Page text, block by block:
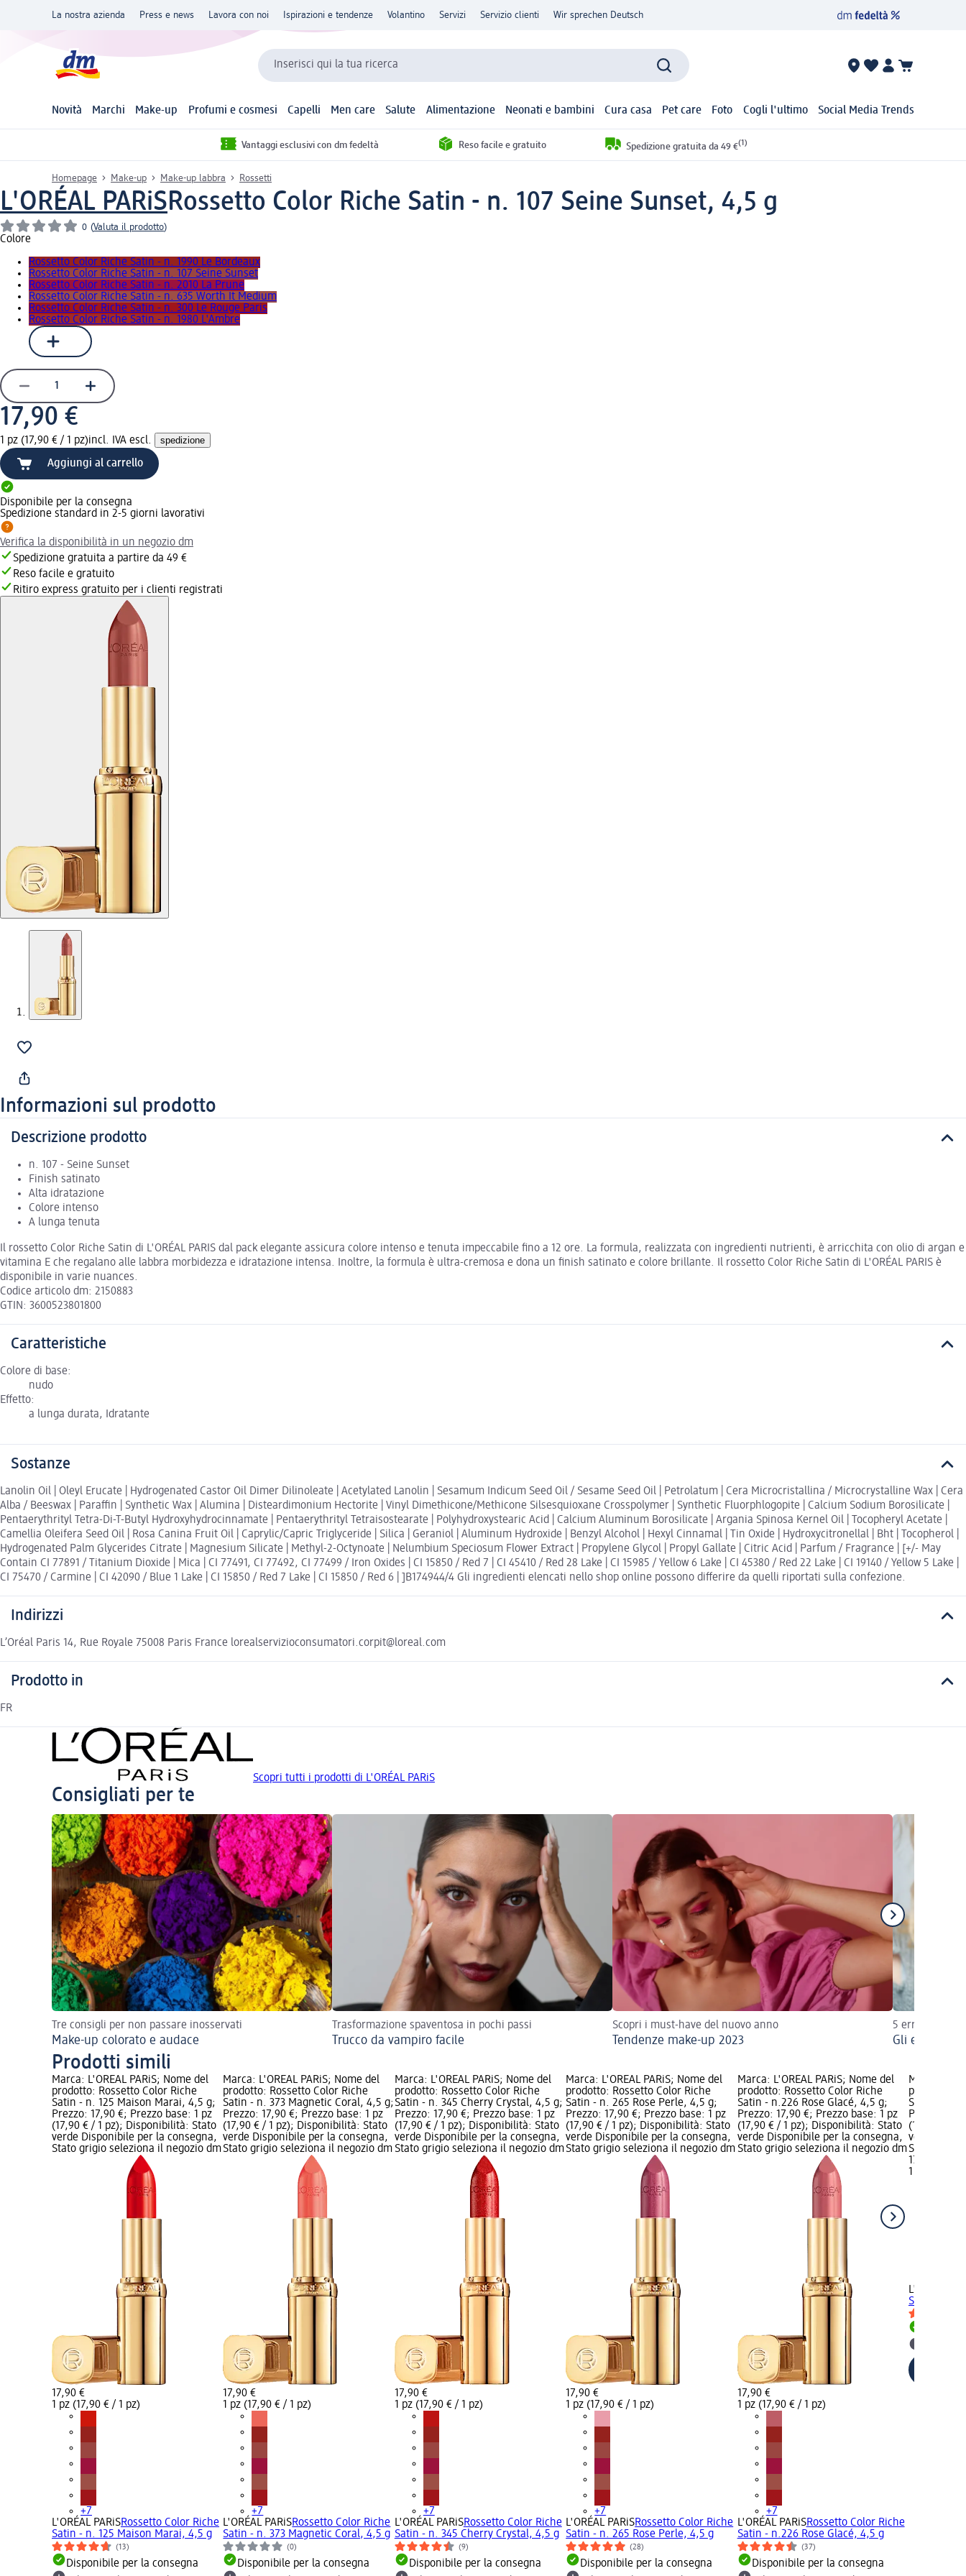
La nostra azienda Press e news Lavora con noi Ispirazioni e tendenze Volantino Servizi Servizio clienti Wir sprechen Deutsch
Inserisci qui la tua ricerca
Novità Marchi Make-up Profumi e cosmesi Capelli Men care Salute Alimentazione Neonati e bambini Cura casa Pet care Foto Cogli l'ultimo Social Media Trends
Vantaggi esclusivi con dm fedeltà Reso facile e gratuito Spedizione gratuita da 49 €(1)
Homepage Make-up Make-up labbra Rossetti
L'ORÉAL PARiSRossetto Color Riche Satin - n. 107 Seine Sunset, 4,5 g
0 (Valuta il prodotto)
Colore
Rossetto Color Riche Satin - n. 1990 Le Bordeaux
Rossetto Color Riche Satin - n. 107 Seine Sunset
Rossetto Color Riche Satin - n. 2010 La Prune
Rossetto Color Riche Satin - n. 635 Worth It Medium
Rossetto Color Riche Satin - n. 300 Le Rouge Paris
Rossetto Color Riche Satin - n. 1980 L'Ambre
17,90 €
1 pz (17,90 € / 1 pz)incl. IVA escl. spedizione
Aggiungi al carrello
Disponibile per la consegna
Spedizione standard in 2-5 giorni lavorativi
Verifica la disponibilità in un negozio dm
Spedizione gratuita a partire da 49 €
Reso facile e gratuito
Ritiro express gratuito per i clienti registrati
Informazioni sul prodotto
Descrizione prodotto
n. 107 - Seine Sunset
Finish satinato
Alta idratazione
Colore intenso
A lunga tenuta
Il rossetto Color Riche Satin di L'ORÉAL PARIS dal pack elegante assicura colore intenso e tenuta impeccabile fino a 12 ore. La formula, realizzata con ingredienti nutrienti, è arricchita con olio di argan e
vitamina E che regalano alle labbra morbidezza e idratazione intensa. Inoltre, la formula è ultra-cremosa e dona un finish satinato e colore brillante. Il rossetto Color Riche Satin di L'ORÉAL PARIS è
disponibile in varie nuances.
Codice articolo dm: 2150883
GTIN: 3600523801800
Caratteristiche
Colore di base:
nudo
Effetto:
a lunga durata, Idratante
Sostanze
Lanolin Oil | Oleyl Erucate | Hydrogenated Castor Oil Dimer Dilinoleate | Acetylated Lanolin | Sesamum Indicum Seed Oil / Sesame Seed Oil | Petrolatum | Cera Microcristallina / Microcrystalline Wax | Cera
Alba / Beeswax | Paraffin | Synthetic Wax | Alumina | Disteardimonium Hectorite | Vinyl Dimethicone/Methicone Silsesquioxane Crosspolymer | Synthetic Fluorphlogopite | Calcium Sodium Borosilicate |
Pentaerythrityl Tetra-Di-T-Butyl Hydroxyhydrocinnamate | Pentaerythrityl Tetraisostearate | Polyhydroxystearic Acid | Calcium Aluminum Borosilicate | Argania Spinosa Kernel Oil | Tocopheryl Acetate |
Camellia Oleifera Seed Oil | Rosa Canina Fruit Oil | Caprylic/Capric Triglyceride | Silica | Geraniol | Aluminum Hydroxide | Benzyl Alcohol | Hexyl Cinnamal | Tin Oxide | Hydroxycitronellal | Bht | Tocopherol |
Hydrogenated Palm Glycerides Citrate | Magnesium Silicate | Methyl-2-Octynoate | Nelumbium Speciosum Flower Extract | Propylene Glycol | Propyl Gallate | Citric Acid | Parfum / Fragrance | [+/- May
Contain CI 77891 / Titanium Dioxide | Mica | CI 77491, CI 77492, CI 77499 / Iron Oxides | CI 15850 / Red 7 | CI 45410 / Red 28 Lake | CI 15985 / Yellow 6 Lake | CI 45380 / Red 22 Lake | CI 19140 / Yellow 5 Lake |
CI 75470 / Carmine | CI 42090 / Blue 1 Lake | CI 15850 / Red 7 Lake | CI 15850 / Red 6 | ]B174944/4 Gli ingredienti elencati nello shop online possono differire da quelli riportati sulla confezione.
Indirizzi
L’Oréal Paris 14, Rue Royale 75008 Paris France lorealservizioconsumatori.corpit@loreal.com
Prodotto in
FR
Scopri tutti i prodotti di L'ORÉAL PARiS
Consigliati per te
Tre consigli per non passare inosservati
Make-up colorato e audace
Trasformazione spaventosa in pochi passi
Trucco da vampiro facile
Scopri i must-have del nuovo anno
Tendenze make-up 2023
5 errori e 5
Gli errori
Prodotti simili
Marca: L'ORÉAL PARiS; Nome del
prodotto: Rossetto Color Riche
Satin - n. 125 Maison Marai, 4,5 g;
Prezzo: 17,90 €; Prezzo base: 1 pz
(17,90 € / 1 pz); Disponibilità: Stato
verde Disponibile per la consegna,
Stato grigio seleziona il negozio dm
17,90 €
1 pz (17,90 € / 1 pz)
+7
L'ORÉAL PARiSRossetto Color Riche
Satin - n. 125 Maison Marai, 4,5 g
(13)
Disponibile per la consegna
Marca: L'ORÉAL PARiS; Nome del
prodotto: Rossetto Color Riche
Satin - n. 373 Magnetic Coral, 4,5 g;
Prezzo: 17,90 €; Prezzo base: 1 pz
(17,90 € / 1 pz); Disponibilità: Stato
verde Disponibile per la consegna,
Stato grigio seleziona il negozio dm
17,90 €
1 pz (17,90 € / 1 pz)
+7
L'ORÉAL PARiSRossetto Color Riche
Satin - n. 373 Magnetic Coral, 4,5 g
(0)
Disponibile per la consegna
Marca: L'ORÉAL PARiS; Nome del
prodotto: Rossetto Color Riche
Satin - n. 345 Cherry Crystal, 4,5 g;
Prezzo: 17,90 €; Prezzo base: 1 pz
(17,90 € / 1 pz); Disponibilità: Stato
verde Disponibile per la consegna,
Stato grigio seleziona il negozio dm
17,90 €
1 pz (17,90 € / 1 pz)
+7
L'ORÉAL PARiSRossetto Color Riche
Satin - n. 345 Cherry Crystal, 4,5 g
(9)
Disponibile per la consegna
Marca: L'ORÉAL PARiS; Nome del
prodotto: Rossetto Color Riche
Satin - n. 265 Rose Perle, 4,5 g;
Prezzo: 17,90 €; Prezzo base: 1 pz
(17,90 € / 1 pz); Disponibilità: Stato
verde Disponibile per la consegna,
Stato grigio seleziona il negozio dm
17,90 €
1 pz (17,90 € / 1 pz)
+7
L'ORÉAL PARiSRossetto Color Riche
Satin - n. 265 Rose Perle, 4,5 g
(28)
Disponibile per la consegna
Marca: L'ORÉAL PARiS; Nome del
prodotto: Rossetto Color Riche
Satin - n.226 Rose Glacé, 4,5 g;
Prezzo: 17,90 €; Prezzo base: 1 pz
(17,90 € / 1 pz); Disponibilità: Stato
verde Disponibile per la consegna,
Stato grigio seleziona il negozio dm
17,90 €
1 pz (17,90 € / 1 pz)
+7
L'ORÉAL PARiSRossetto Color Riche
Satin - n.226 Rose Glacé, 4,5 g
(37)
Disponibile per la consegna
Marca:
prodotto:
Satin - n.
Prezzo:
(17,90 € / 1
verde
Stato
17,90 €
1 pz (17,90
L'ORÉAL
Satin - n.